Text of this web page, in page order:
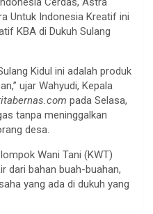
Untuk Indonesia Kreatif ini
KBA di Dukuh Sulang
Kidul ini adalah produk
ujar Wahyudi, Kepala
pada Selasa,
tanpa meninggalkan
desa.
Wani Tani (KWT)
dari bahan buah-buahan,
yang ada di dukuh yang